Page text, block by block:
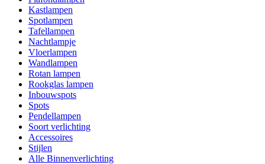
Kastlampen
Spotlampen
Tafellampen
Nachtlampje
Vloerlampen
Wandlampen
Rotan lampen
Rookglas lampen
Inbouwspots
Spots
Pendellampen
Soort verlichting
Accessoires
Stijlen
Alle Binnenverlichting